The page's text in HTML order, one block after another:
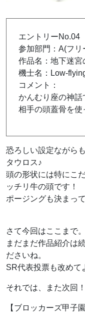
エントリーNo.04
参加部門：A(フリ
作品名：地下迷宮
機士名：Low-
コメント：
かんむり座の神話
相手の頭蓋骨を使
恐ろしい設定ながら
タウロス♪
頭の形状には特にこ
ッチリ牛の頭です！
ポージングも決まっ
さて今回はここまで。
まだまだ作品紹介は
ださいね。
SR代表投票も改めて
それでは、また次回！
【ブロッカーズ甲